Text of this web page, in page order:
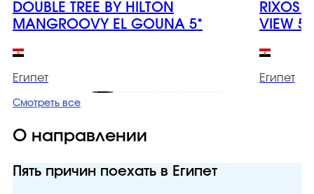
DOUBLE TREE BY HILTON
MANGROOVY EL GOUNA 5*
Египет
RIXOS
VIEW 5*
Египет
Смотреть все
О направлении
Пять причин поехать в Египет